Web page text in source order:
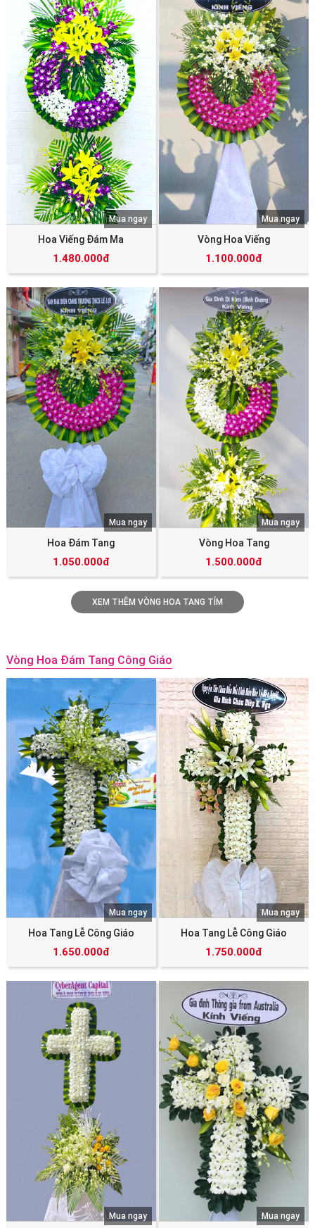
Hoa Viếng Đám Ma
1.480.000đ
Mua ngay
Vòng Hoa Viếng
1.100.000đ
Mua ngay
Hoa Đám Tang
1.050.000đ
Mua ngay
Vòng Hoa Tang
1.500.000đ
Mua ngay
XEM THÊM VÒNG HOA TANG TÍM
Vòng Hoa Đám Tang Công Giáo
Hoa Tang Lễ Công Giáo
1.650.000đ
Mua ngay
Hoa Tang Lễ Công Giáo
1.750.000đ
Mua ngay
Mua ngay Mua ngay